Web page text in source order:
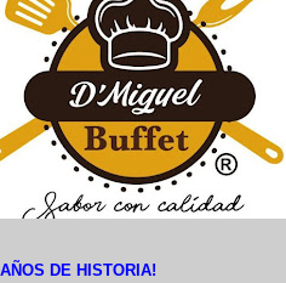
DE HISTORIA!